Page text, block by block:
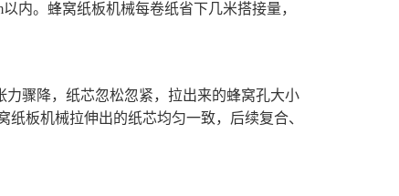
内。蜂窝纸板机械每卷纸省下几米搭接量，
骤降，纸芯忽松忽紧，拉出来的蜂窝孔大小
板机械拉伸出的纸芯均匀一致，后续复合、